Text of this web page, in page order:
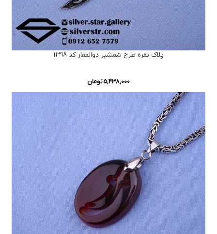
پلاک نقره طرح شمشیر ذوالفقار کد 1398
5,438,000تومان